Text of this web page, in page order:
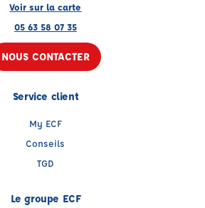
Voir sur la carte
05 63 58 07 35
NOUS CONTACTER
Service client
My ECF
Conseils
TGD
Le groupe ECF